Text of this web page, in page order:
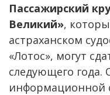
Пассажирский
Великий»,
астраханском
«Лотос», могут
следующего года.
информационной